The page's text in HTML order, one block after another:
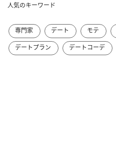
人気のキーワード
専門家 デート モテ
デートプラン
デートコーデ